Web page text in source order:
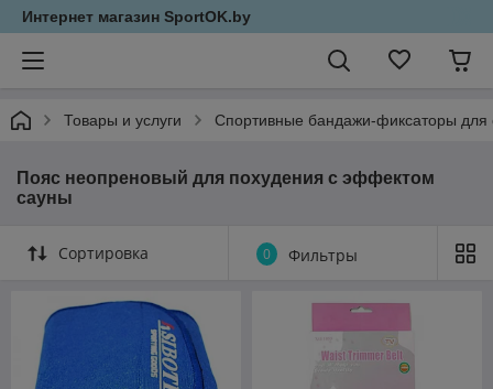
Интернет магазин SportOK.by
Товары и услуги Спортивные бандажи-фиксаторы для
Пояс неопреновый для похудения с эффектом
сауны
Сортировка 0 Фильтры